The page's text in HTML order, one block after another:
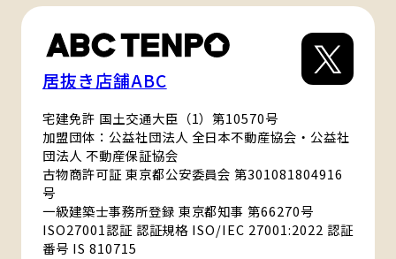
居抜き店舗ABC
宅建免許 国土交通大臣（1）第10570号
加盟団体：公益社団法人 全日本不動産協会・公益社
団法人 不動産保証協会
古物商許可証 東京都公安委員会 第301081804916
号
一級建築士事務所登録 東京都知事 第66270号
ISO27001認証 認証規格 ISO/IEC 27001:2022 認証
番号 IS 810715